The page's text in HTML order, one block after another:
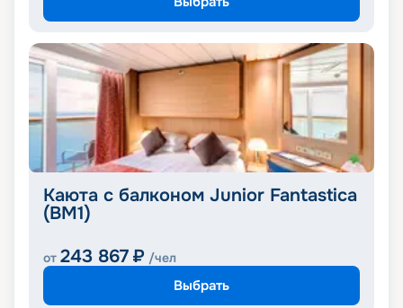
Каюта с балконом Junior Fantastica
(BM1)
от 243 867 ₽ /чел
Выбрать